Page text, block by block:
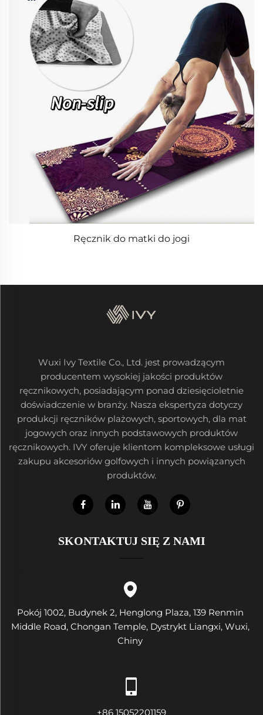
Ręcznik do matki do jogi
Wuxi Ivy Textile Co., Ltd. jest prowadzącym
producentem wysokiej jakości produktów
ręcznikowych, posiadającym ponad dziesięcioletnie
doświadczenie w branży. Nasza ekspertyza dotyczy
produkcji ręczników plażowych, sportowych, dla mat
jogowych oraz innych podstawowych produktów
ręcznikowych. IVY oferuje klientom kompleksowe usługi
zakupu akcesoriów golfowych i innych powiązanych
produktów.
SKONTAKTUJ SIĘ Z NAMI
Pokój 1002, Budynek 2, Henglong Plaza, 139 Renmin
Middle Road, Chongan Temple, Dystrykt Liangxi, Wuxi,
Chiny
+86 15052201159